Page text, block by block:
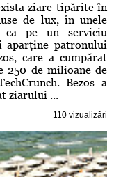
ziare tipărite în
de lux, în unele
ca pe un serviciu
aparţine patronului
care a cumpărat
250 de milioane de
Bezos a
ziarului ...
110 vizualizări